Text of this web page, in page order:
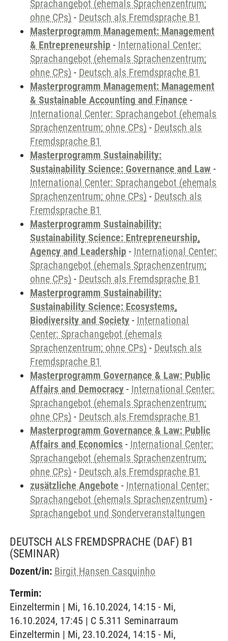
Sprachangebot (ehemals Sprachenzentrum;
ohne CPs) - Deutsch als Fremdsprache B1
Masterprogramm Management: Management
& Entrepreneurship - International Center:
Sprachangebot (ehemals Sprachenzentrum;
ohne CPs) - Deutsch als Fremdsprache B1
Masterprogramm Management: Management
& Sustainable Accounting and Finance -
International Center: Sprachangebot (ehemals
Sprachenzentrum; ohne CPs) - Deutsch als
Fremdsprache B1
Masterprogramm Sustainability:
Sustainability Science: Governance and Law -
International Center: Sprachangebot (ehemals
Sprachenzentrum; ohne CPs) - Deutsch als
Fremdsprache B1
Masterprogramm Sustainability:
Sustainability Science: Entrepreneurship,
Agency and Leadership - International Center:
Sprachangebot (ehemals Sprachenzentrum;
ohne CPs) - Deutsch als Fremdsprache B1
Masterprogramm Sustainability:
Sustainability Science: Ecosystems,
Biodiversity and Society - International
Center: Sprachangebot (ehemals
Sprachenzentrum; ohne CPs) - Deutsch als
Fremdsprache B1
Masterprogramm Governance & Law: Public
Affairs and Democracy - International Center:
Sprachangebot (ehemals Sprachenzentrum;
ohne CPs) - Deutsch als Fremdsprache B1
Masterprogramm Governance & Law: Public
Affairs and Economics - International Center:
Sprachangebot (ehemals Sprachenzentrum;
ohne CPs) - Deutsch als Fremdsprache B1
zusätzliche Angebote - International Center:
Sprachangebot (ehemals Sprachenzentrum) -
Sprachangebot und Sonderveranstaltungen
DEUTSCH ALS FREMDSPRACHE (DAF) B1
(SEMINAR)
Dozent/in: Birgit Hansen Casquinho
Termin:
Einzeltermin | Mi, 16.10.2024, 14:15 - Mi,
16.10.2024, 17:45 | C 5.311 Seminarraum
Einzeltermin | Mi, 23.10.2024, 14:15 - Mi,